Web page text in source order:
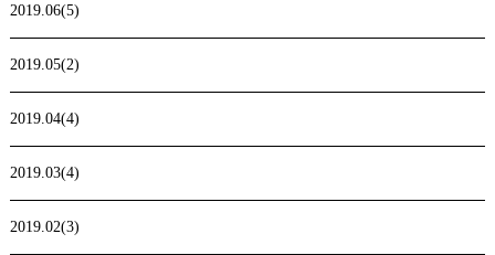
2019.06(5)
2019.05(2)
2019.04(4)
2019.03(4)
2019.02(3)